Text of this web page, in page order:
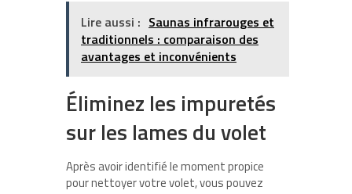
Lire aussi : Saunas infrarouges et
traditionnels : comparaison des
avantages et inconvénients
Éliminez les impuretés
sur les lames du volet
Après avoir identifié le moment propice
pour nettoyer votre volet, vous pouvez